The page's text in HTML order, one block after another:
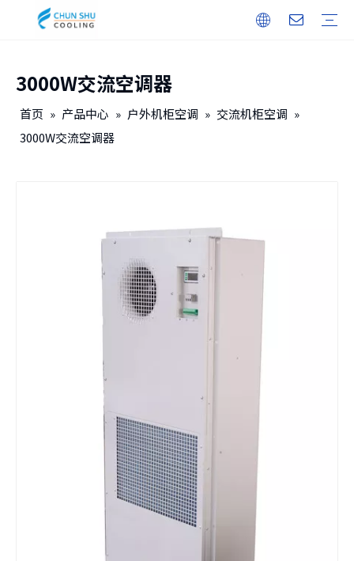
3000W交流空调器
首页 » 产品中心 » 户外机柜空调 » 交流机柜空调 »
3000W交流空调器